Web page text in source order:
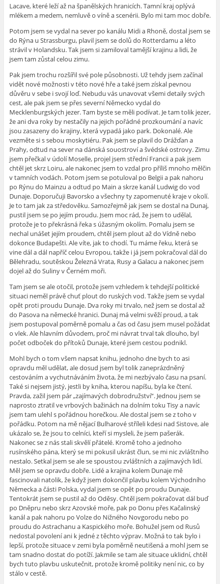
Lacave, které leží až na španělských hranicích. Tamní kraj oplývá
mlékem a medem, nemluvě o víně a scenérii. Bylo mi tam moc dobře.
Potom jsem se vydal na sever po kanálu Midi a Rhoně, dostal jsem se
do Rýna u Strassburgu, plavil jsem se dolů do Rotterdamu a léto
strávil v Holandsku. Tak jsem si zamiloval tamější krajinu a lidi, že
jsem tam zůstal celou zimu.
Pak jsem trochu rozšířil své pole působnosti. Už tehdy jsem začínal
vidět nové možnostiv této nové hřea také jsem získal pevnou
důvěru v sebe i svojí loď. Nebudu vás unavovat všemi detaily svých
cest, ale pak jsem se přes severní Německo vydal do
Mecklenburgských jezer. Tam byste se měli podívat. Je tam tolik jezer,
že ani dva roky by nestačily na jejich pořádné prozkoumání a navíc
jsou zasazeny do krajiny, která vypadá jako park. Dokonalé. Ale
vezměte si s sebou moskytiéru. Pak jsem se plavil do Drážďan a
Prahy, odtud na sever na dánská souostroví a švédské ostrovy. Zimu
jsem přečkal v údolí Moselle, projel jsem střední Francii a pak jsem
chtěl jet skrz Loiru, ale nakonec jsem to vzdal pro příliš mnoho mělčin
v tamních vodách. Potom jsem se potuloval po Belgii a pak nahoru
po Rýnu do Mainzu a odtud po Main a skrze kanál Ludwig do vod
Dunaje. Doporučuji Bavorsko a všechny ty zapomenuté kraje v okolí.
Je to tam jak za středověku. Samozřejmě jak jsem se dostal na Dunaj,
pustil jsem se po jejím proudu. Jsem moc rád, že jsem to udělal,
protože je to překrásná řeka s úžasným okolím. Pomalu jsem se
nechal unášet jejím proudem, chtěl jsem plout až do Vídně nebo
dokonce Budapešti. Ale víte, jak to chodí. Tu máme řeku, která se
vine dál a dál napříč celou Evropou, takže i já jsem pokračoval dál do
Bělehradu, soutěskou Železná Vrata, Rusy a Galacu a nakonec jsem
dojel až do Suliny v Černém moři.
Tam jsem se ale otočil, protože jsem vzhledem k tehdejší politické
situaci neměl právě chuť plout do ruských vod. Takže jsem se vydal
opět proti proudu Dunaje. Dva roky mi trvalo, než jsem se dostal až
do Pasova na německé hranici. Dunaj má velmi svěží proud, a tak
jsem postupoval poměrně pomalu a čas od času jsem musel požádat
o vlek. Ale hlavním důvodem, proč mi návrat trval tak dlouho, byl
počet odboček do přítoků Dunaje, které jsem cestou podnikl.
Mohl bych o tom všem napsat knihu, jednoho dne bych to asi
opravdu měl udělat, ale dosud jsem byl tolik zaneprázdněný
cestováním a vychutnáváním života, že mi nezbývalo času na psaní.
Také si nejsem jistý, jestli by kniha, kterou napíšu, byla ke čtení.
Pravda, zažil jsem pár „zajímavých dobrodružství“. Jednou jsem se
naprosto ztratil ve vrbových bažinách na dolním toku Tisy a navíc
jsem tam ulehl s pořádnou horečkou. Ale dostal jsem se z toho v
pořádku. Potom na mě nějací Bulharové stříleli kdesi nad Sistove, ale
ukázalo se, že jsou to celníci, kteří si mysleli, že jsem pašerák.
Nakonec se z nás stali skvělí přátelé. Kromě toho a jednoho
rusínského pána, který se mi pokusil ukrást člun, se mi nic zvláštního
nestalo. Setkal jsem se ale se spoustou zvláštních a zajímavých lidí.
Měl jsem se opravdu dobře. Lidé a krajina kolem Dunaje mě
fascinovali natolik, že když jsem dokončil plavbu kolem Východního
Německa a části Polska, vydal jsem se opět po proudu Dunaje.
Tentokrát jsem se pustil až do Oděsy. Chtěl jsem pokračovat dál buď
po Dněpru nebo skrz Azovské moře, pak po Donu přes Kačalinský
kanál a pak nahoru po Volze do Nižného Novgorodu nebo po
proudu do Astrachanu a Kaspického moře. Bohužel jsem od Rusů
nedostal povolení ani k jedné z těchto výprav. Možná to tak bylo i
lepší, protože situace v zemi byla poměrně neutišená a mohl jsem se
tam snadno dostat do potíží. Jakmile se tam ale situace uklidní, chtěl
bych tuto plavbu uskutečnit, protože kromě politiky není nic, co by
stálo v cestě.